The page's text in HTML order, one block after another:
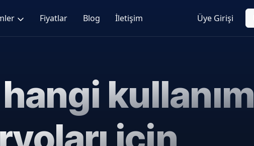
Fiyatlar Blog İletişim Üye Girişi
kullanım